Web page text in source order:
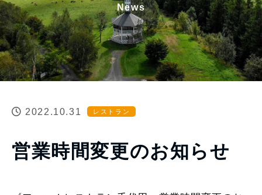
News
2022.10.31 レストラン
営業時間変更のお知らせ